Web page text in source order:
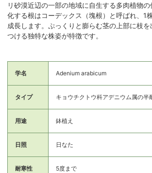
リ砂漠近辺の一部の地域に自生する多肉植物
化する根はコーデックス（塊根）と呼ばれ、1
成長します。ぷっくりと膨らむ茎の上部に枝
つける独特な株姿が特徴です。
学名 Adenium arabicum
タイプ キョウチクトウ科アデニウム属の半
用途 鉢植え
日照 日なた
耐寒性 5度まで